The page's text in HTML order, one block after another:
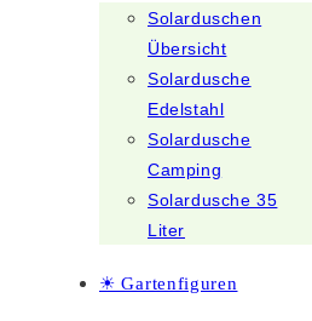
Solarduschen
Übersicht
Solardusche
Edelstahl
Solardusche
Camping
Solardusche 35
Liter
☀ Gartenfiguren